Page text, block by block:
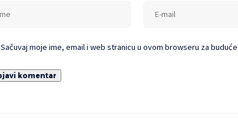
Sačuvaj moje ime, email i web stranicu u ovom browseru za